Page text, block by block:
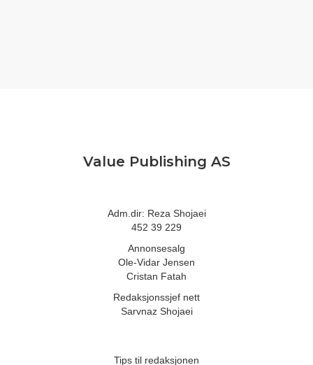
Value Publishing AS
Adm.dir: Reza Shojaei
452 39 229
Annonsesalg
Ole-Vidar Jensen
Cristan Fatah
Redaksjonssjef nett
Sarvnaz Shojaei
Tips til redaksjonen